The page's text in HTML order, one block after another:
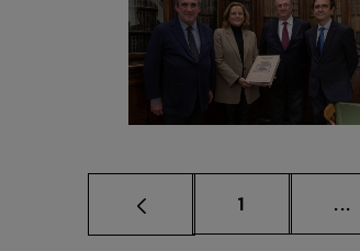
Página
1 ...